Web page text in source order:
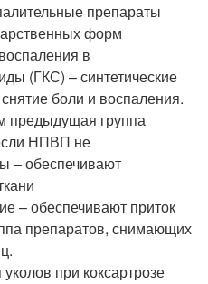
препараты
форм
в
(ГКС) – синтетические
боли и воспаления.
предыдущая группа
НПВП не
– обеспечивают
– обеспечивают приток
препаратов, снимающих
при коксартрозе